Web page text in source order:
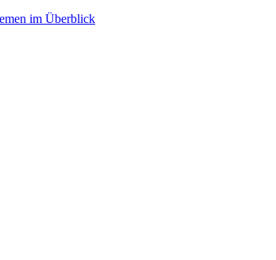
im Überblick